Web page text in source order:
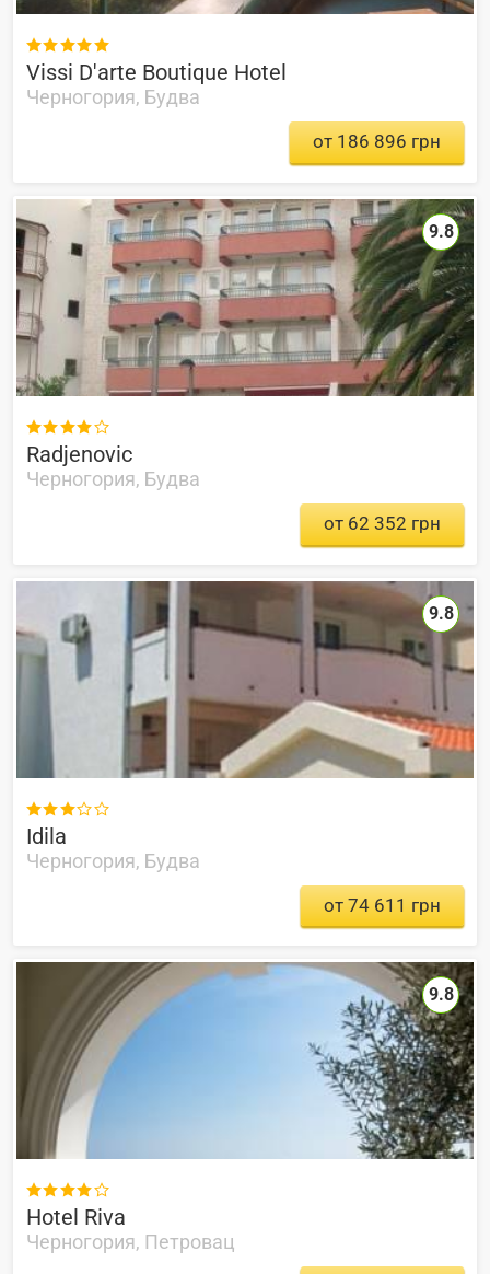

Vissi D'arte Boutique Hotel
Черногория, Будва
от 186 896 грн

Radjenovic
Черногория, Будва
9.8
от 62 352 грн

Idila
Черногория, Будва
9.8
от 74 611 грн

Hotel Riva
Черногория, Петровац
9.8